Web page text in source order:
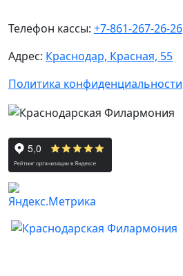
Телефон кассы: +7-861-267-26-26
Адрес: Краснодар, Красная, 55
Политика конфиденциальности